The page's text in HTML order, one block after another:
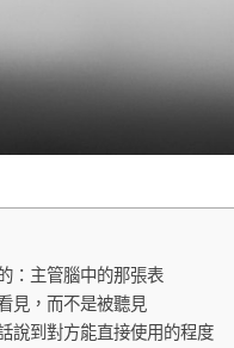
：主管腦中的那張表
見，而不是被聽見
說到對方能直接使用的程度